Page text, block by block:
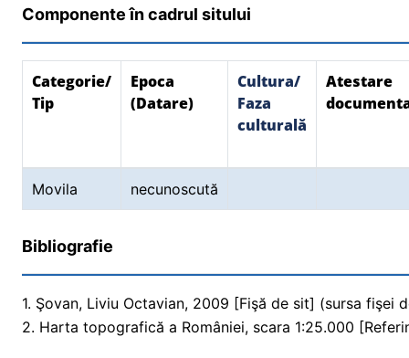
Componente în cadrul sitului
Categorie/
Tip
Epoca
(Datare)
Cultura/
Faza
culturală
Atestare
Movila necunoscută
Bibliografie
1. Şovan, Liviu Octavian, 2009 [Fişă de sit] (sursa fişei
2. Harta topografică a României, scara 1:25.000